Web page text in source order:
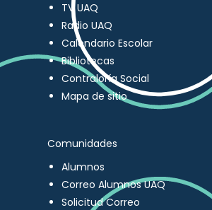
TV UAQ
Radio UAQ
Calendario Escolar
Bibliotecas
Contraloría Social
Mapa de sitio
Comunidades
Alumnos
Correo Alumnos UAQ
Solicitud Correo